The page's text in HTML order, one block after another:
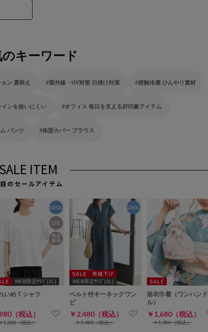
のキーワード
ン 夏映え 紫外線・UV対策 日焼け対策 接触冷感 ひんやり素材
ンを拾いにくい オフィス 毎日を支える好印象アイテム
パンツ 体型カバー ブラウス
SALE ITEM
のセールアイテム
WEB限定ｻｲｽﾞ[3L]
いめＴシャツ
（税込）
1,280（税込）
WEB限定ｻｲｽﾞ[3L]
ベルト付キーネックワン
ピ
￥2,480（税込）
￥3,480（税込）
浴衣巾着（ワンハンド
ル）
￥1,680（税込）
￥1,980（税込）